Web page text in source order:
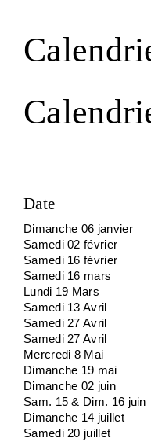
Date
Dimanche 06 janvier
Samedi 02 février
Samedi 16 février
Samedi 16 mars
Lundi 19 Mars
Samedi 13 Avril
Samedi 27 Avril
Samedi 27 Avril
Mercredi 8 Mai
Dimanche 19 mai
Dimanche 02 juin
Sam. 15 & Dim. 16 juin
Dimanche 14 juillet
Samedi 20 juillet